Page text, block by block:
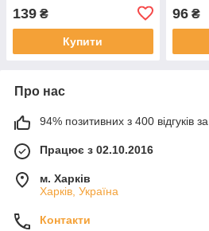
139 ₴
Купити
96₴
Про нас
94% позитивних з 400 відгуків за
Працює з 02.10.2016
м. Харків
Харків, Україна
Контакти